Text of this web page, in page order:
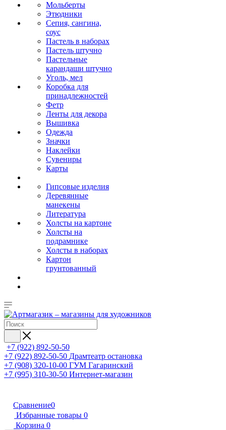
Мольберты
Этюдники
Сепия, сангина,
соус
Пастель в наборах
Пастель штучно
Пастельные
карандаши штучно
Уголь, мел
Коробка для
принадлежностей
Фетр
Ленты для декора
Вышивка
Одежда
Значки
Наклейки
Сувениры
Карты
Гипсовые изделия
Деревянные
манекены
Литература
Холсты на картоне
Холсты на
подрамнике
Холсты в наборах
Картон
грунтованный
+7 (922) 892-50-50
+7 (922) 892-50-50 Драмтеатр остановка
+7 (908) 320-10-00 ГУМ Гагаринский
+7 (995) 310-30-50 Интернет-магазин
Сравнение0
Избранные товары 0
Корзина 0